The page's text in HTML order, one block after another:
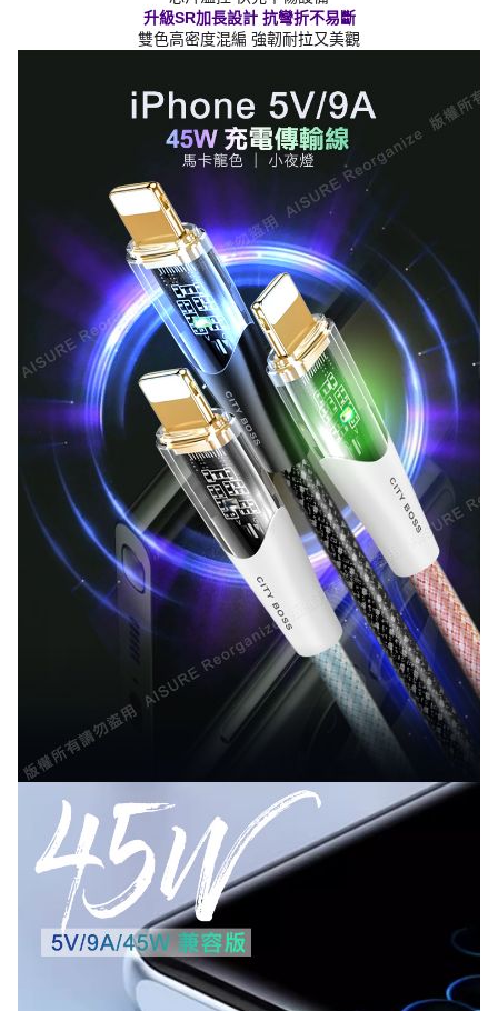
升級SR加長設計 抗彎折不易斷
雙色高密度混編 強韌耐拉又美觀